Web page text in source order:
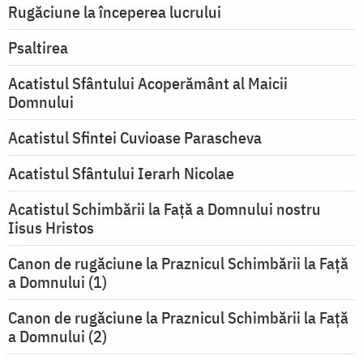
Rugăciune la începerea lucrului
Psaltirea
Acatistul Sfântului Acoperământ al Maicii
Domnului
Acatistul Sfintei Cuvioase Parascheva
Acatistul Sfântului Ierarh Nicolae
Acatistul Schimbării la Faţă a Domnului nostru
Iisus Hristos
Canon de rugăciune la Praznicul Schimbării la Faţă
a Domnului (1)
Canon de rugăciune la Praznicul Schimbării la Faţă
a Domnului (2)